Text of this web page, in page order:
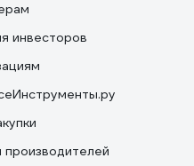
инвесторов